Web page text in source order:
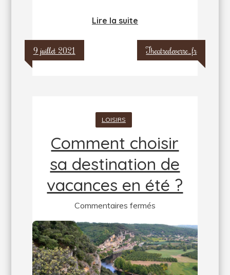
Lire la suite
9 juillet 2021 Theatredeverre_fr
LOISIRS
Comment choisir
sa destination de
vacances en été ?
Commentaires ferméssur
choisir
sa
destination